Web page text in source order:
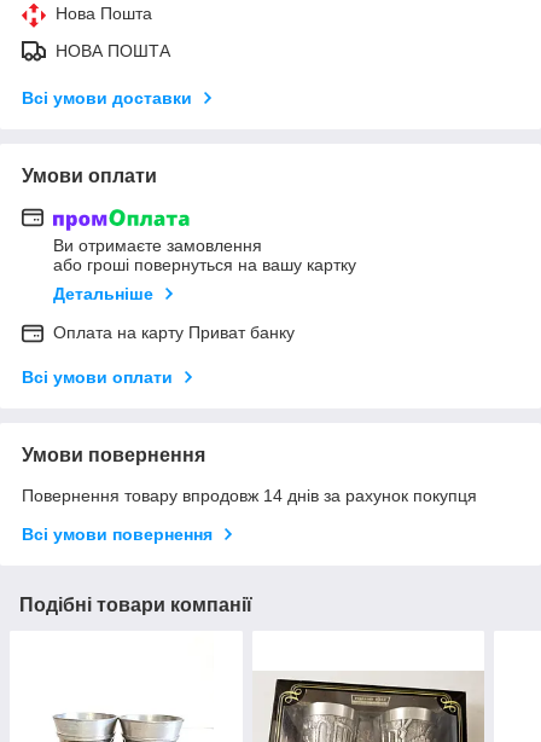
Нова Пошта
НОВА ПОШТА
Всі умови доставки
Умови оплати
Ви отримаєте замовлення
або гроші повернуться на вашу картку
Детальніше
Оплата на карту Приват банку
Всі умови оплати
Умови повернення
Повернення товару впродовж 14 днів за рахунок покупця
Всі умови повернення
Подібні товари компанії